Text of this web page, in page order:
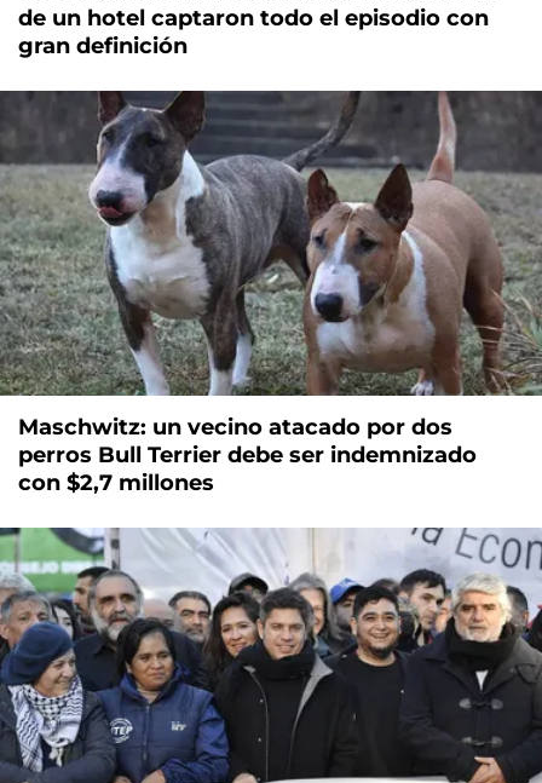
de un hotel captaron todo el episodio con
gran definición
Maschwitz: un vecino atacado por dos
perros Bull Terrier debe ser indemnizado
con $2,7 millones